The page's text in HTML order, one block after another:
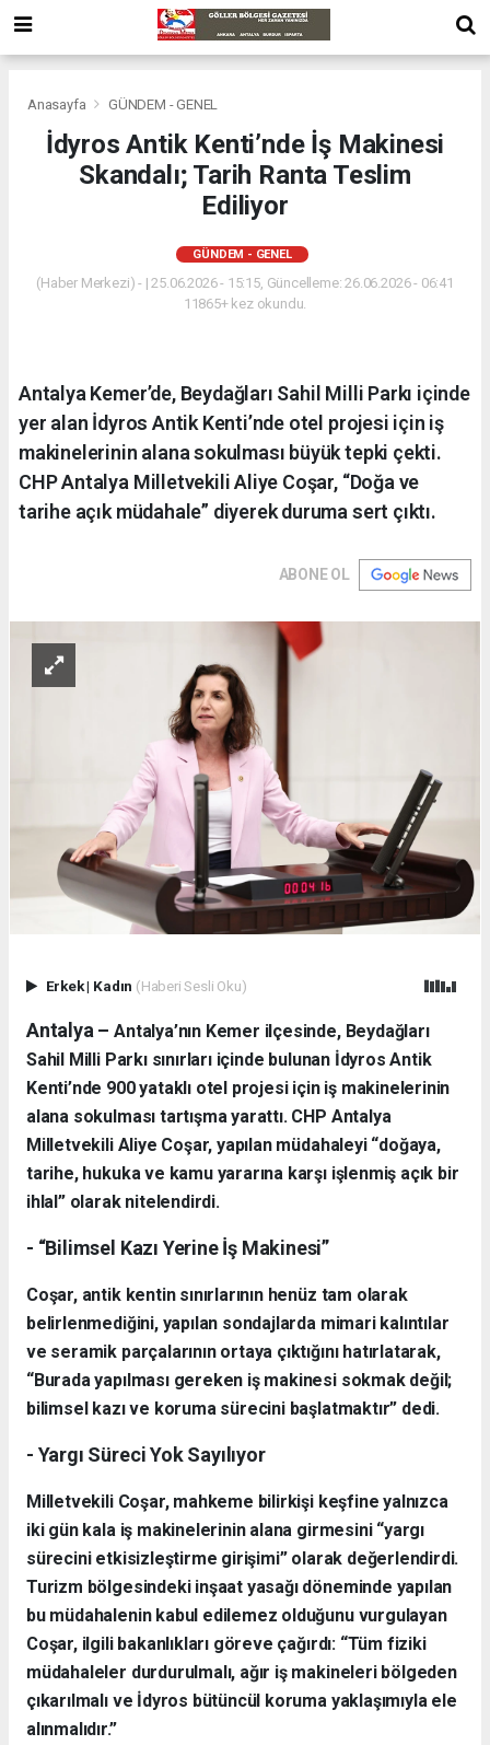
Anasayfa GÜNDEM - GENEL
İdyros Antik Kenti’nde İş Makinesi
Skandalı; Tarih Ranta Teslim
Ediliyor
GÜNDEM - GENEL
(Haber Merkezi) - | 25.06.2026 - 15:15, Güncelleme: 26.06.2026 - 06:41
11865+ kez okundu.
Antalya Kemer’de, Beydağları Sahil Milli Parkı içinde
yer alan İdyros Antik Kenti’nde otel projesi için iş
makinelerinin alana sokulması büyük tepki çekti.
CHP Antalya Milletvekili Aliye Coşar, “Doğa ve
tarihe açık müdahale” diyerek duruma sert çıktı.
ABONE OL
Erkek| Kadın (Haberi Sesli Oku)
Antalya –Antalya’nın Kemer ilçesinde, Beydağları
Sahil Milli Parkı sınırları içinde bulunan İdyros Antik
Kenti’nde 900 yataklı otel projesi için iş makinelerinin
alana sokulması tartışma yarattı. CHP Antalya
Milletvekili Aliye Coşar, yapılan müdahaleyi “doğaya,
tarihe, hukuka ve kamu yararına karşı işlenmiş açık bir
ihlal” olarak nitelendirdi.
- “Bilimsel Kazı Yerine İş Makinesi”
Coşar, antik kentin sınırlarının henüz tam olarak
belirlenmediğini, yapılan sondajlarda mimari kalıntılar
ve seramik parçalarının ortaya çıktığını hatırlatarak,
“Burada yapılması gereken iş makinesi sokmak değil;
bilimsel kazı ve koruma sürecini başlatmaktır” dedi.
- Yargı Süreci Yok Sayılıyor
Milletvekili Coşar, mahkeme bilirkişi keşfine yalnızca
iki gün kala iş makinelerinin alana girmesini “yargı
sürecini etkisizleştirme girişimi” olarak değerlendirdi.
Turizm bölgesindeki inşaat yasağı döneminde yapılan
bu müdahalenin kabul edilemez olduğunu vurgulayan
Coşar, ilgili bakanlıkları göreve çağırdı: “Tüm fiziki
müdahaleler durdurulmalı, ağır iş makineleri bölgeden
çıkarılmalı ve İdyros bütüncül koruma yaklaşımıyla ele
alınmalıdır.”